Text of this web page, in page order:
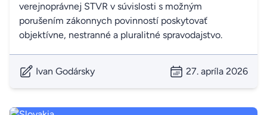
verejnoprávnej STVR v súvislosti s možným
porušením zákonnych povinností poskytovať
objektívne, nestranné a pluralitné spravodajstvo.
Ivan Godársky 27. apríla 2026